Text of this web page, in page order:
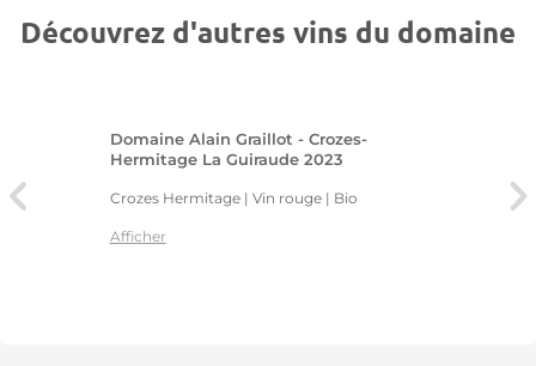
Découvrez d'autres vins du domaine
Domaine Alain Graillot - Crozes-
Hermitage La Guiraude 2023
Crozes Hermitage | Vin rouge| Bio
Afficher